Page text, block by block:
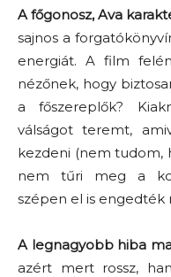
A főgonosz, Ava
sajnos a
energiát. A film
nézőnek, hogy
a főszereplők?
válságot teremt,
kezdeni (nem tudom,
nem tűri meg a
szépen el is engedték
A legnagyobb hiba
azért mert rossz,